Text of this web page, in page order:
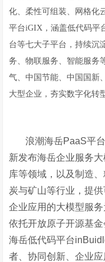
化、柔性可组装、网格化
平台iGIX，涵盖低代码平
台等七大子平台，持续沉
务、物联服务、智能服务
气、中国节能、中国国新
大型企业，夯实数字化转
浪潮海岳PaaS平台
新发布海岳企业服务
库等领域，以及制造
炭与矿山等行业，提
企业应用的大模型服
依托开放原子开源基
海岳低代码平台
者、协同创新、企业